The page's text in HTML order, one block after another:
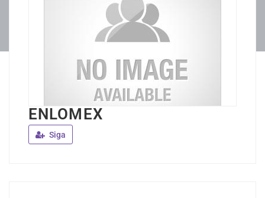
ENLOMEX
Siga